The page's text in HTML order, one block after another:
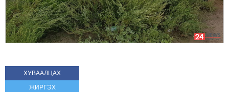
ХУВААЛЦАХ
ЖИРГЭХ